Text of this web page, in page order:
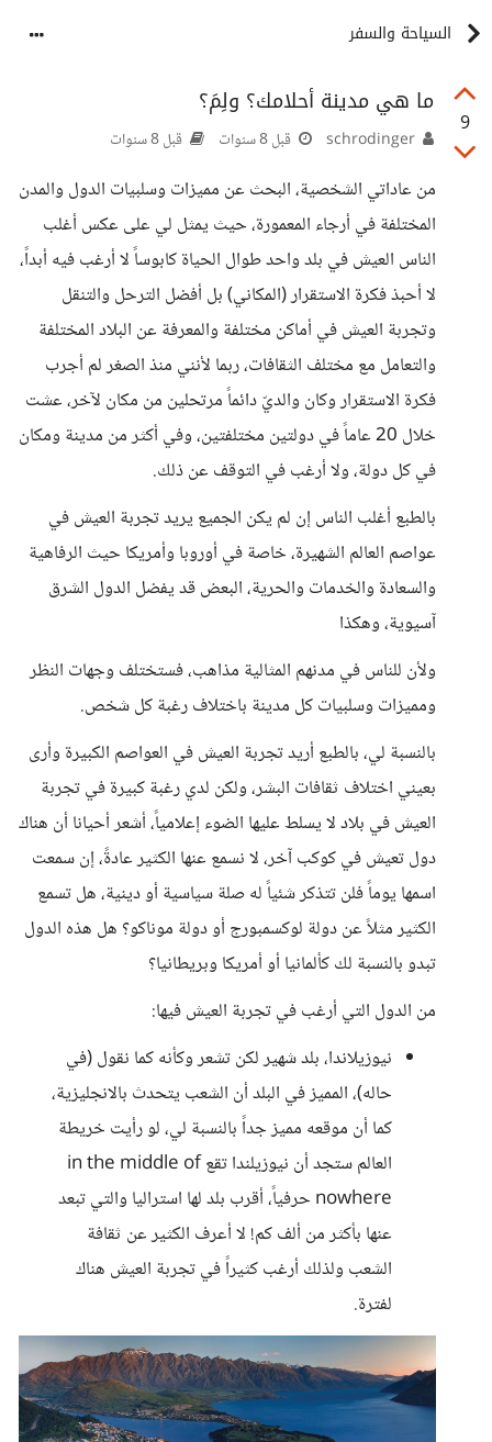
السياحة والسفر
9
ما هي مدينة أحلامك؟ ولِمَ؟
قبل 8 سنوات قبل 8 سنوات
من عاداتي الشخصية، البحث عن مميزات وسلبيات الدول والمدن
المختلفة في أرجاء المعمورة، حيث يمثل لي على عكس أغلب
الناس العيش في بلد واحد طوال الحياة كابوساً لا أرغب فيه أبداً،
لا أحبذ فكرة الاستقرار (المكاني) بل أفضل الترحل والتنقل
وتجربة العيش في أماكن مختلفة والمعرفة عن البلاد المختلفة
والتعامل مع مختلف الثقافات، ربما لأنني منذ الصغر لم أجرب
فكرة الاستقرار وكان والديّ دائماً مرتحلين من مكان لآخر، عشت
خلال 20 عاماً في دولتين مختلفتين، وفي أكثر من مدينة ومكان
في كل دولة، ولا أرغب في التوقف عن ذلك.
بالطبع أغلب الناس إن لم يكن الجميع يريد تجربة العيش في
عواصم العالم الشهيرة، خاصة في أوروبا وأمريكا حيث الرفاهية
والسعادة والخدمات والحرية، البعض قد يفضل الدول الشرق
آسيوية، وهكذا
ولأن للناس في مدنهم المثالية مذاهب، فستختلف وجهات النظر
ومميزات وسلبيات كل مدينة باختلاف رغبة كل شخص.
بالنسبة لي، بالطبع أريد تجربة العيش في العواصم الكبيرة وأرى
بعيني اختلاف ثقافات البشر، ولكن لدي رغبة كبيرة في تجربة
العيش في بلاد لا يسلط عليها الضوء إعلامياً، أشعر أحيانا أن هناك
دول تعيش في كوكب آخر، لا نسمع عنها الكثير عادةً، إن سمعت
اسمها يوماً فلن تتذكر شئياً له صلة سياسية أو دينية، هل تسمع
الكثير مثلاً عن دولة لوكسمبورج أو دولة موناكو؟ هل هذه الدول
تبدو بالنسبة لك كألمانيا أو أمريكا وبريطانيا؟
من الدول التي أرغب في تجربة العيش فيها:
نيوزيلاندا، بلد شهير لكن تشعر وكأنه كما نقول (في
حاله)، المميز في البلد أن الشعب يتحدث بالانجليزية،
كما أن موقعه مميز جداً بالنسبة لي، لو رأيت خريطة
العالم ستجد أن نيوزيلندا تقع in the middle of
nowhere حرفياً، أقرب بلد لها استراليا والتي تبعد
عنها بأكثر من ألف كم! لا أعرف الكثير عن ثقافة
الشعب ولذلك أرغب كثيراً في تجربة العيش هناك
لفترة.